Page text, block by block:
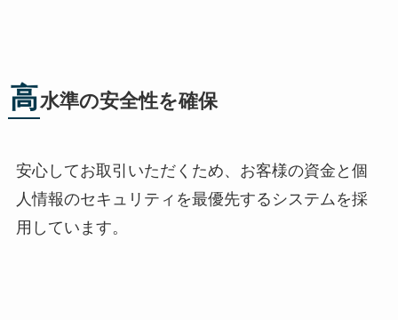
高水準の安全性を確保
安心してお取引いただくため、お客様の資金と個
人情報のセキュリティを最優先するシステムを採
用しています。